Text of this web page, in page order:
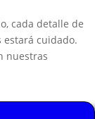
cada detalle de
cuidado.
nuestras